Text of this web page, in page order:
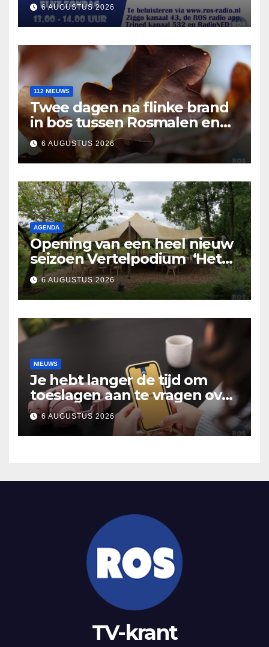
6 AUGUSTUS 2026
112 NIEUWS
Twee dagen na flinke brand
in bos tussen Rosmalen en
Nuland
6 AUGUSTUS 2026
AGENDA
Opening van een heel nieuw
seizoen Vertelpodium ‘Het
Lopende Vuur’. Landelijke
verhalen in Bomentuin D’n
Hooidonk
6 AUGUSTUS 2026
NIEUWS
Je hebt langer de tijd om
toeslagen aan te vragen over
2025
6 AUGUSTUS 2026
TV-krant